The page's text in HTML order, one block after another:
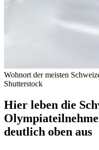
Wohnort der meisten
Shutterstock
Hier leben die
deutlich oben aus